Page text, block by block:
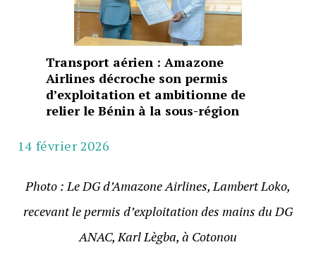
Transport aérien : Amazone
Airlines décroche son permis
d’exploitation et ambitionne de
relier le Bénin à la sous-région
14 février 2026
Photo : Le DG d’Amazone Airlines, Lambert Loko,
recevant le permis d’exploitation des mains du DG
ANAC, Karl Lègba, à Cotonou